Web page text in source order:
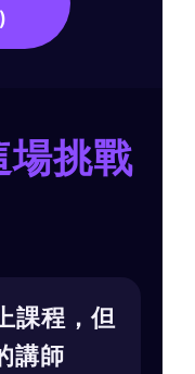
場挑戰
課程，但
講師